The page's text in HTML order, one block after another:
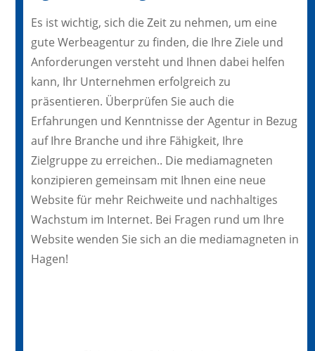
Es ist wichtig, sich die Zeit zu nehmen, um eine
gute Werbeagentur zu finden, die Ihre Ziele und
Anforderungen versteht und Ihnen dabei helfen
kann, Ihr Unternehmen erfolgreich zu
präsentieren. Überprüfen Sie auch die
Erfahrungen und Kenntnisse der Agentur in Bezug
auf Ihre Branche und ihre Fähigkeit, Ihre
Zielgruppe zu erreichen.. Die mediamagneten
konzipieren gemeinsam mit Ihnen eine neue
Website für mehr Reichweite und nachhaltiges
Wachstum im Internet. Bei Fragen rund um Ihre
Website wenden Sie sich an die mediamagneten in
Hagen!